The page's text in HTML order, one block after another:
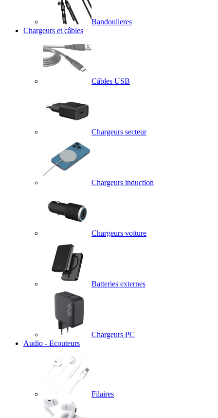
Bandoulieres
Chargeurs et câbles
Câbles USB
Chargeurs secteur
Chargeurs induction
Chargeurs voiture
Batteries externes
Chargeurs PC
Audio - Ecouteurs
Filaires